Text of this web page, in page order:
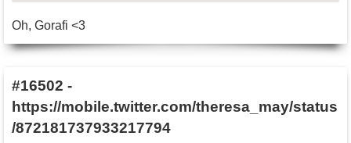
Oh, Gorafi <3
#16502 -
https://mobile.twitter.com/theresa_may/status
/872181737933217794